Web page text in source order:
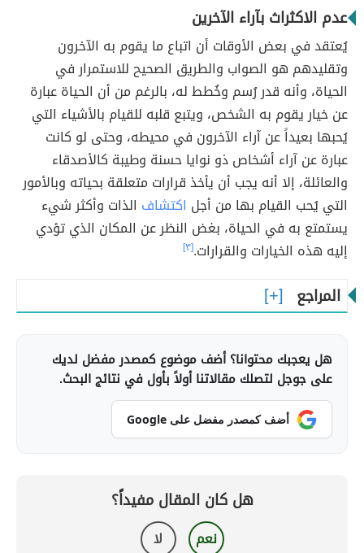
عدم الاكثراث بآراء الآخرين
يُعتقد في بعض الأوقات أن اتباع ما يقوم به الآخرون
وتقليدهم هو الصواب والطريق الصحيح للاستمرار في
الحياة، وأنه قدر رُسم وخُطط له، بالرغم من أن الحياة عبارة
عن خيار يقوم به الشخص، ويتبع قلبه للقيام بالأشياء التي
يُحبها بعيداً عن آراء الآخرون في محيطه، وحتى لو كانت
عبارة عن آراء أشخاص ذو نوايا حسنة وطيبة كالأصدقاء
والعائلة، إلا أنه يجب أن يأخذ قرارات متعلقة بحياته وبالأمور
التي يُحب القيام بها من أجل اكتشاف الذات وأكثر شيء
يستمتع به في الحياة، بغض النظر عن المكان الذي تؤدي
إليه هذه الخيارات والقرارات.[٣]
المراجع
هل يعجبك محتوانا؟ أضف موضوع كمصدر مفضل لديك
على جوجل لتصلك مقالاتنا أولاً بأول في نتائج البحث.
أضف كمصدر مفضل على Google
هل كان المقال مفيداً؟
نعم لا